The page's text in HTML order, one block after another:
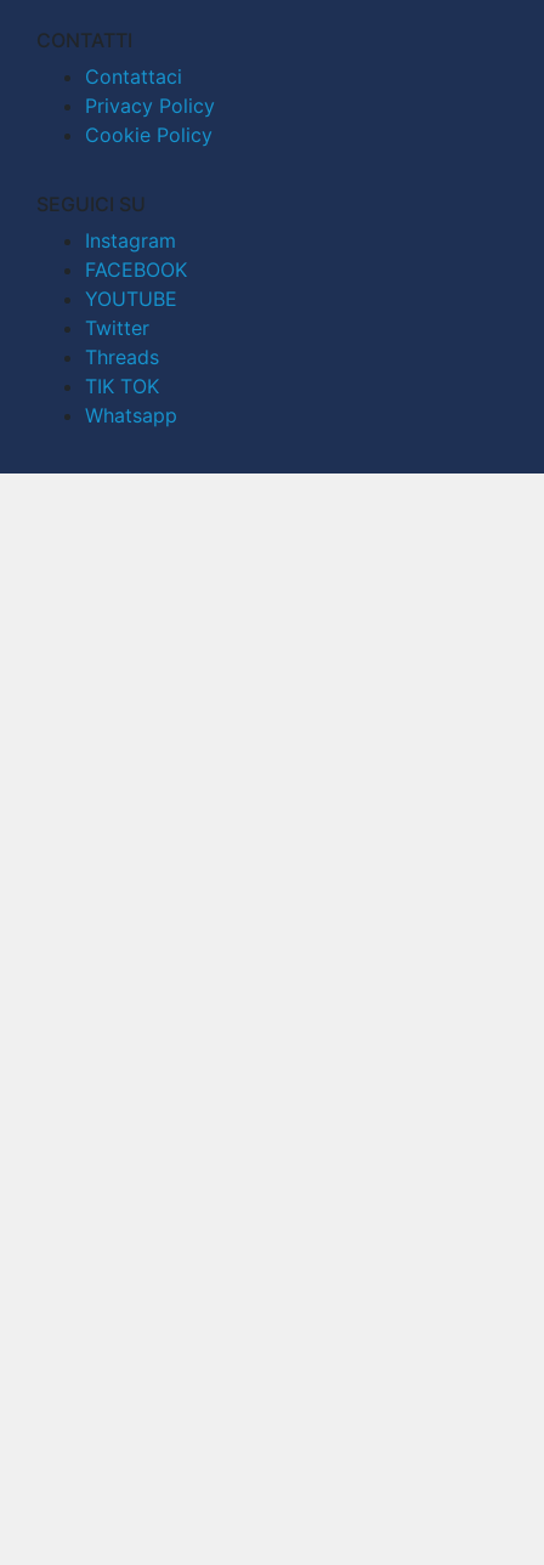
CONTATTI
Contattaci
Privacy Policy
Cookie Policy
SEGUICI SU
Instagram
FACEBOOK
YOUTUBE
Twitter
Threads
TIK TOK
Whatsapp